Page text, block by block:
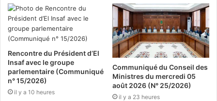
Rencontre du Président d’El
Insaf avec le groupe
parlementaire (Communiqué
n° 15/2026)
il y a 10 heures
Communiqué du Conseil des
Ministres du mercredi 05
août 2026 (N° 25/2026)
il y a 23 heures